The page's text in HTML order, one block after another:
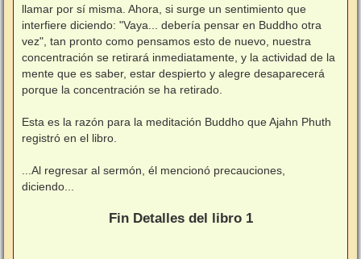
llamar por sí misma. Ahora, si surge un sentimiento que
interfiere diciendo: "Vaya... debería pensar en Buddho otra
vez", tan pronto como pensamos esto de nuevo, nuestra
concentración se retirará inmediatamente, y la actividad de la
mente que es saber, estar despierto y alegre desaparecerá
porque la concentración se ha retirado.
Esta es la razón para la meditación Buddho que Ajahn Phuth
registró en el libro.
...Al regresar al sermón, él mencionó precauciones,
diciendo...
Fin Detalles del libro 1